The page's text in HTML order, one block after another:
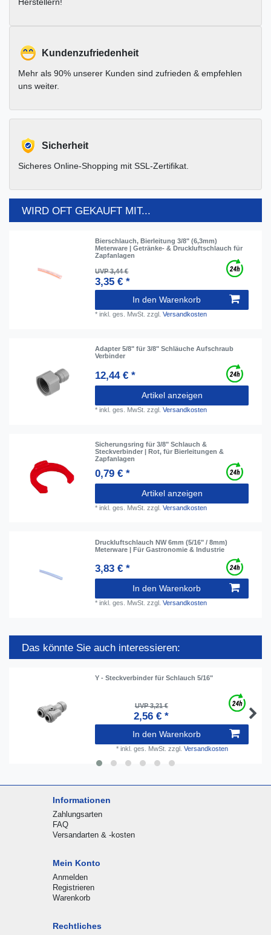
Herstellern!
Kundenzufriedenheit
Mehr als 90% unserer Kunden sind zufrieden & empfehlen
uns weiter.
Sicherheit
Sicheres Online-Shopping mit SSL-Zertifikat.
WIRD OFT GEKAUFT MIT...
Bierschlauch, Bierleitung 3/8" (6,3mm)
Meterware | Getränke- & Druckluftschlauch für
Zapfanlagen
UVP 3,44 €
3,35 € *
In den Warenkorb
*inkl. ges. MwSt. zzgl.Versandkosten
Adapter 5/8" für 3/8" Schläuche Aufschraub
Verbinder
12,44 € *
Artikel anzeigen
*inkl. ges. MwSt. zzgl.Versandkosten
Sicherungsring für 3/8" Schlauch &
Steckverbinder | Rot, für Bierleitungen &
Zapfanlagen
0,79 € *
Artikel anzeigen
*inkl. ges. MwSt. zzgl.Versandkosten
Druckluftschlauch NW 6mm (5/16" / 8mm)
Meterware | Für Gastronomie & Industrie
3,83 € *
In den Warenkorb
*inkl. ges. MwSt. zzgl.Versandkosten
Das könnte Sie auch interessieren:
Y - Steckverbinder für Schlauch 5/16"
UVP 3,21 €
2,56 € *
In den Warenkorb
* inkl. ges. MwSt. zzgl. Versandkosten
Informationen
Zahlungsarten
FAQ
Versandarten & -kosten
Mein Konto
Anmelden
Registrieren
Warenkorb
Rechtliches